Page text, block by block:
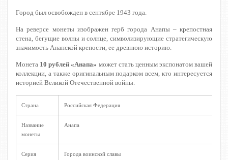
Город был освобожден в сентябре 1943 года.
На реверсе монеты изображен герб города Анапы – крепостная
стена, бегущие волны и солнце, символизирующие стратегическую
значимость Анапской крепости, ее древнюю историю.
Монета 10 рублей «Анапа» может стать ценным экспонатом вашей
коллекции, а также оригинальным подарком всем, кто интересуется
историей Великой Отечественной войны.
Страна Российская Федерация
Название
монеты
Анапа
Серия Города воинской славы